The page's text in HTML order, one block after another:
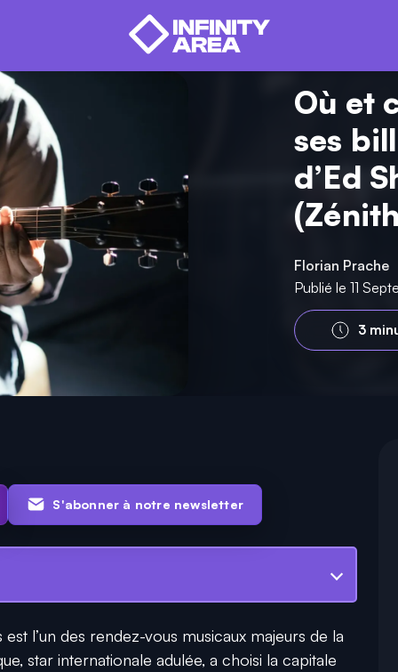
Où et
ses
d’Ed
Florian Prache
Publié le 11
3
S'abonner à notre newsletter
l’un des rendez-vous musicaux majeurs de la
star internationale adulée, a choisi la capitale